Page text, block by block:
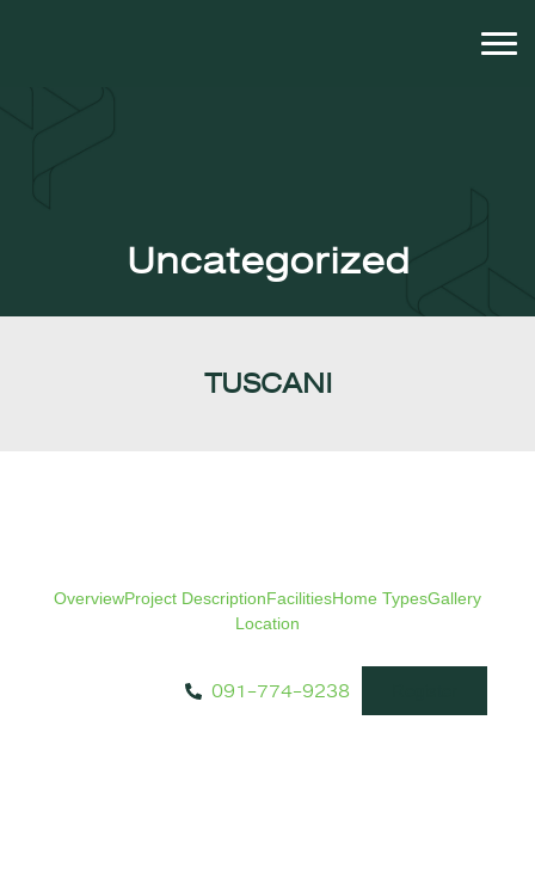
Uncategorized
TUSCANI
OverviewProject DescriptionFacilitiesHome TypesGallery
Location
091-774-9238